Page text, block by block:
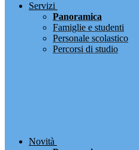
Servizi
Panoramica
Famiglie e studenti
Personale scolastico
Percorsi di studio
Novità